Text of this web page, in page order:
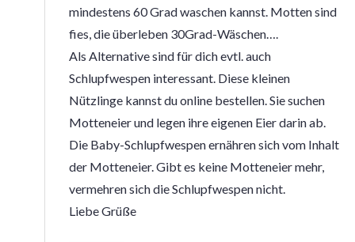
mindestens 60 Grad waschen kannst. Motten sind
fies, die überleben 30Grad-Wäschen….
Als Alternative sind für dich evtl. auch
Schlupfwespen interessant. Diese kleinen
Nützlinge kannst du online bestellen. Sie suchen
Motteneier und legen ihre eigenen Eier darin ab.
Die Baby-Schlupfwespen ernähren sich vom Inhalt
der Motteneier. Gibt es keine Motteneier mehr,
vermehren sich die Schlupfwespen nicht.
Liebe Grüße